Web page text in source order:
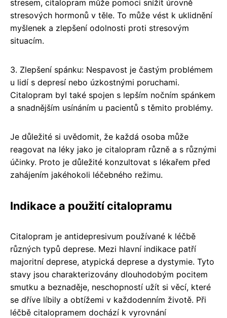
stresem, citalopram může pomoci snížit úrovně
stresových hormonů v těle. To může vést k uklidnění
myšlenek a zlepšení odolnosti proti stresovým
situacím.
3. Zlepšení spánku: Nespavost je častým problémem
u lidí s depresí nebo úzkostnými poruchami.
Citalopram byl také spojen s lepším nočním spánkem
a snadnějším usínáním u pacientů s těmito problémy.
Je důležité si uvědomit, že každá osoba může
reagovat na léky jako je citalopram různě a s různými
účinky. Proto je důležité konzultovat s lékařem před
zahájením jakéhokoli léčebného režimu.
Indikace a použití citalopramu
Citalopram je antidepresivum používané k léčbě
různých typů deprese. Mezi hlavní indikace patří
majoritní deprese, atypická deprese a dystymie. Tyto
stavy jsou charakterizovány dlouhodobým pocitem
smutku a beznaděje, neschopností užít si věcí, které
se dříve líbily a obtížemi v každodenním životě. Při
léčbě citalopramem dochází k vyrovnání